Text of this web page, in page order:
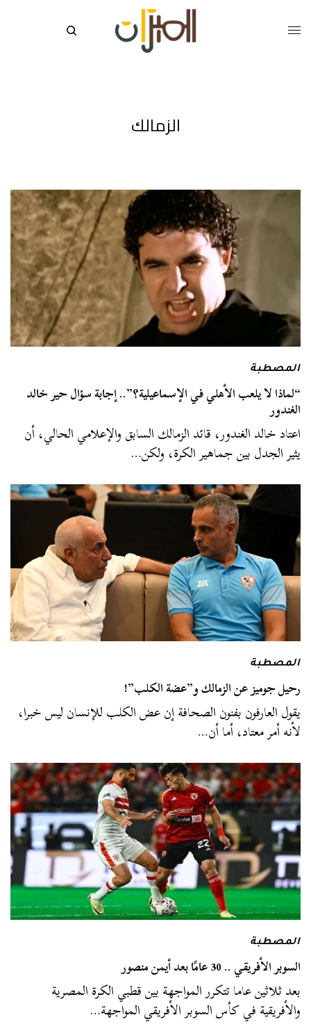
الزمالك
المصطبة
“لماذا لا يلعب الأهلي في الإسماعيلية؟”.. إجابة سؤال حير خالد
الغندور
اعتاد خالد الغندور، قائد الزمالك السابق والإعلامي الحالي، أن
يثير الجدل بين جماهير الكرة، ولكن…
المصطبة
رحيل جوميز عن الزمالك و”عضة الكلب”!
يقول العارفون بفنون الصحافة إن عض الكلب للإنسان ليس خبرا،
لأنه أمر معتاد، أما أن…
المصطبة
السوبر الأفريقي .. 30 عامًا بعد أيمن منصور
بعد ثلاثين عاما تتكرر المواجهة بين قطبي الكرة المصرية
والأفريقية في كأس السوبر الأفريقي المواجهة…